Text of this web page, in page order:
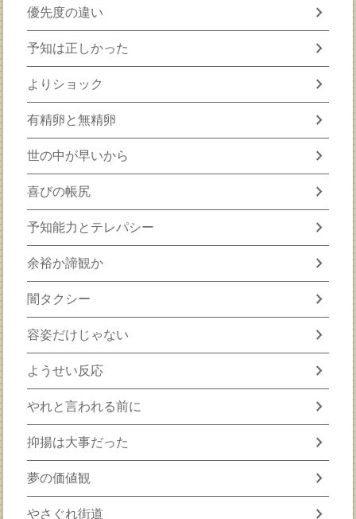
優先度の違い chevron_right
予知は正しかった chevron_right
よりショック chevron_right
有精卵と無精卵 chevron_right
世の中が早いから chevron_right
喜びの帳尻 chevron_right
予知能力とテレパシー chevron_right
余裕か諦観か chevron_right
闇タクシー chevron_right
容姿だけじゃない chevron_right
ようせい反応 chevron_right
やれと言われる前に chevron_right
抑揚は大事だった chevron_right
夢の価値観 chevron_right
やさぐれ街道 chevron_right